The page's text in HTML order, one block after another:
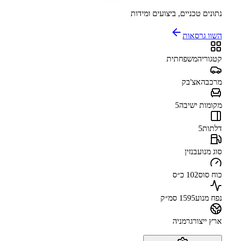
נתונים טכניים, ביצועים ומידות
השוו גרסאות
קטגוריהמשפחתית
מרכבהאצ'בק
מקומות ישיבה5
דלתות5
סוג מנועבנזין
כוח סוס102 כ״ס
נפח מנוע1595 סמ״ק
ארץ ייצורגרמניה